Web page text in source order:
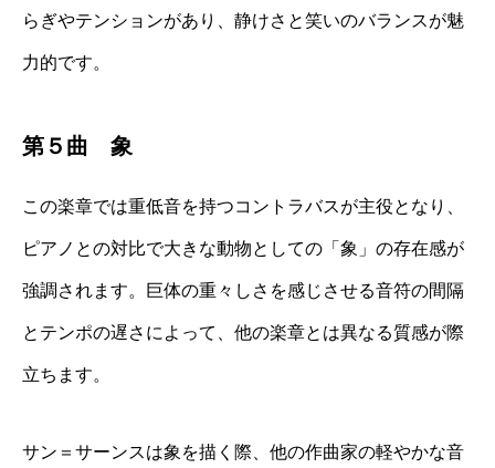
らぎやテンションがあり、静けさと笑いのバランスが魅
力的です。
第５曲 象
この楽章では重低音を持つコントラバスが主役となり、
ピアノとの対比で大きな動物としての「象」の存在感が
強調されます。巨体の重々しさを感じさせる音符の間隔
とテンポの遅さによって、他の楽章とは異なる質感が際
立ちます。
サン＝サーンスは象を描く際、他の作曲家の軽やかな音